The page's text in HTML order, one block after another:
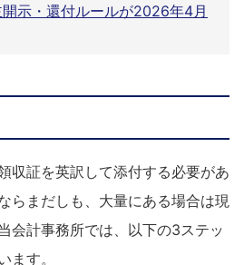
示・還付ルールが2026年4月
収証を英訳して添付する必要があ
らまだしも、大量にある場合は現
会計事務所では、以下の3ステッ
ます。